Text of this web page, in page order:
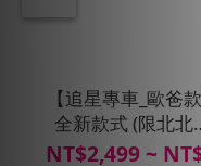
【追星專車_歐爸款
全新款式 (限北北
桃)
NT$2,499 ~